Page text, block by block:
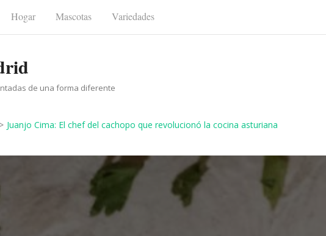
Hogar Mascotas Variedades
de una forma diferente
> Juanjo Cima: El chef del cachopo que revolucionó la cocina asturiana